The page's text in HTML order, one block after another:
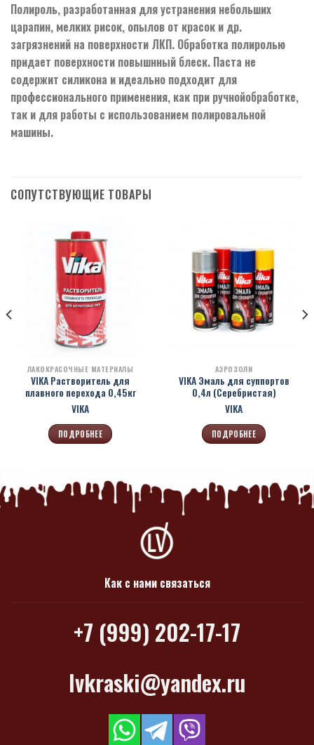
Полироль, разработанная для устранения небольших
царапин, мелких рисок, опылов от красок и др.
загрязнений на поверхности ЛКП. Обработка полиролью
придает поверхности повышнный блеск. Паста не
содержит силикона и идеально подходит для
профессионального применения, как при ручнойобработке,
так и для работы с использованием полировальной
машины.
СОПУТСТВУЮЩИЕ ТОВАРЫ
ЛАКОКРАСОЧНЫЕ МАТЕРИАЛЫ
VIKA Растворитель для
плавного перехода 0,45кг
VIKA
ПОДРОБНЕЕ
АЭРОЗОЛИ
VIKA Эмаль для суппортов
0,4л (Серебристая)
VIKA
ПОДРОБНЕЕ
Как с нами связаться
+7 (999) 202-17-17
lvkraski@yandex.ru